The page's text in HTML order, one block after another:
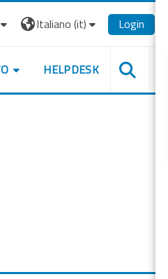
Italiano ‎(it)‎ Login
HELPDESK